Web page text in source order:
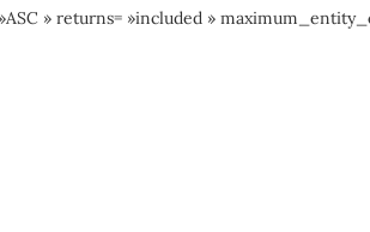
» returns= »included »